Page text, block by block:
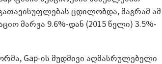
ცდილობდა, მაგრამ ამ
მარჟა 9.6%-დან (2015 წელი) 3.5%-
Gap-ის მუდმივი აღმასრულებელი